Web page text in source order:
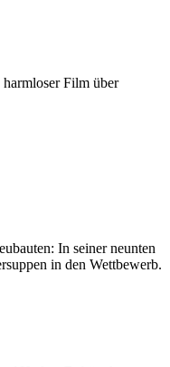
harmloser Film über
In seiner neunten
in den Wettbewerb.